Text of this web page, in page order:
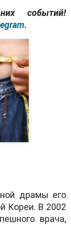
событий!
драмы его
Кореи. В 2002
врача,